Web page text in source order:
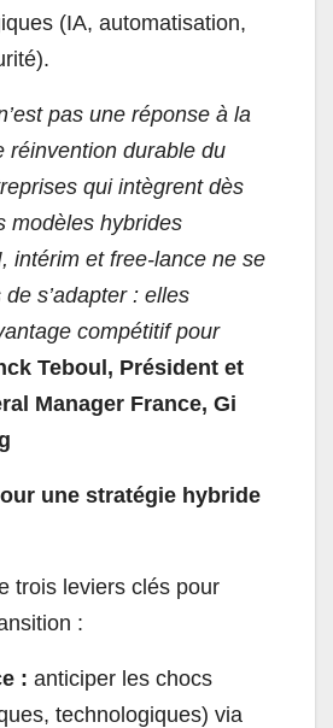
(IA, automatisation,
pas une réponse à la
réinvention durable du
qui intègrent dès
modèles hybrides
intérim et free-lance ne se
s’adapter : elles
compétitif pour
Teboul, Président et
Manager France, Gi
une stratégie hybride
trois leviers clés pour
:
: anticiper les chocs
technologiques) via